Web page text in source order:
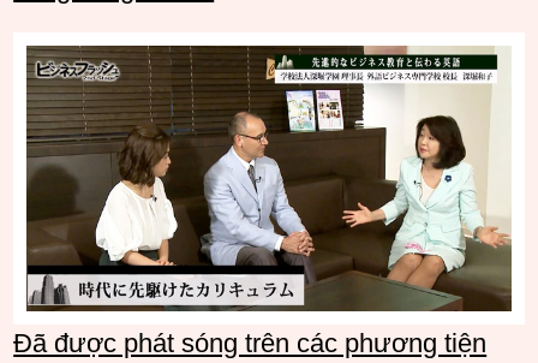
Đã được phát sóng trên các phương tiện